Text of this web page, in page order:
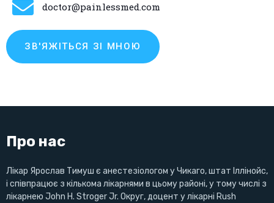
doctor@painlessmed.com
ЗВ'ЯЖІТЬСЯ ЗІ МНОЮ
Про нас
Лікар Ярослав Тимуш є анестезіологом у Чикаго, штат Іллінойс,
і співпрацює з кількома лікарнями в цьому районі, у тому числі з
лікарнею John H. Stroger Jr. Округ, доцент у лікарні Rush